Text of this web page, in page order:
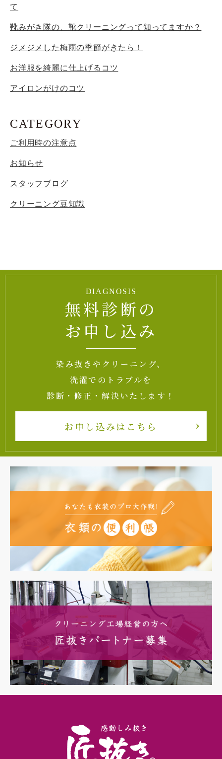
て
靴みがき隊の、靴クリーニングって知ってますか？
ジメジメした梅雨の季節がきたら！
お洋服を綺麗に仕上げるコツ
アイロンがけのコツ
CATEGORY
ご利用時の注意点
お知らせ
スタッフブログ
クリーニング豆知識
DIAGNOSIS
無料診断の
お申し込み
染み抜きやクリーニング、
洗濯でのトラブルを
診断・修正・解決いたします！
お申し込みはこちら